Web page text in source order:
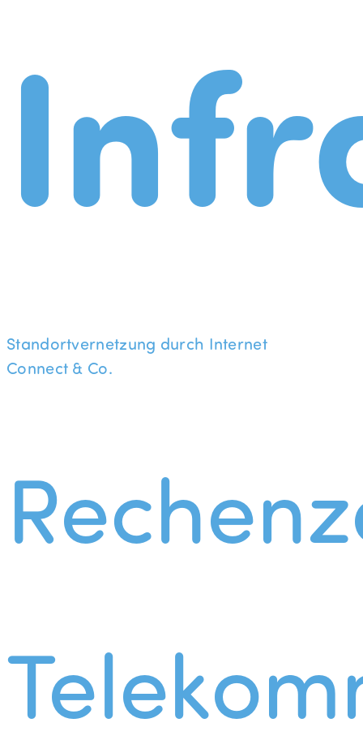
Standortvernetzung durch Internet
Connect & Co.